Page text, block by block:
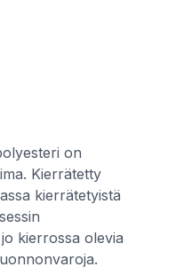
on
Kierrätetty
kierrätetyistä
kierrossa olevia